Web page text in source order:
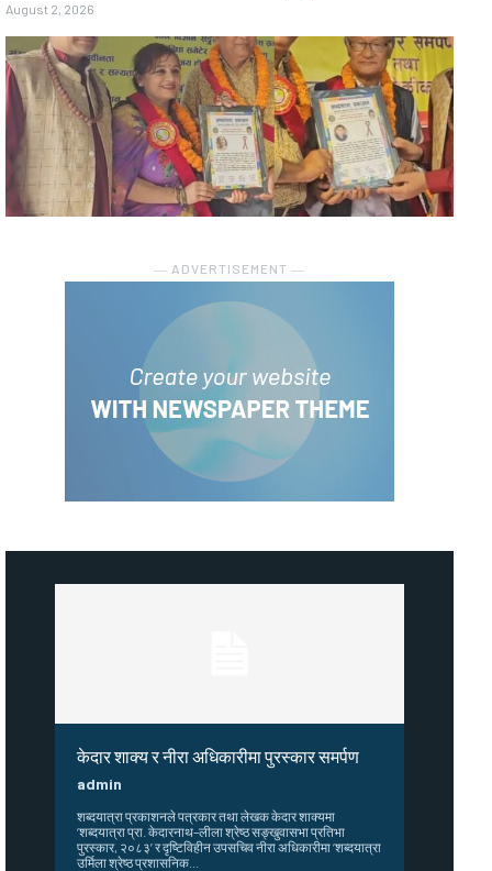
August 2, 2026
― ADVERTISEMENT ―
केदार शाक्य र नीरा अधिकारीमा पुरस्कार समर्पण
admin
शब्दयात्रा प्रकाशनले पत्रकार तथा लेखक केदार शाक्यमा
‘शब्दयात्रा प्रा. केदारनाथ–लीला श्रेष्ठ सङ्खुवासभा प्रतिभा
पुरस्कार, २०८३’ र दृष्टिविहीन उपसचिव नीरा अधिकारीमा ‘शब्दयात्रा
उर्मिला श्रेष्ठ प्रशासनिक...